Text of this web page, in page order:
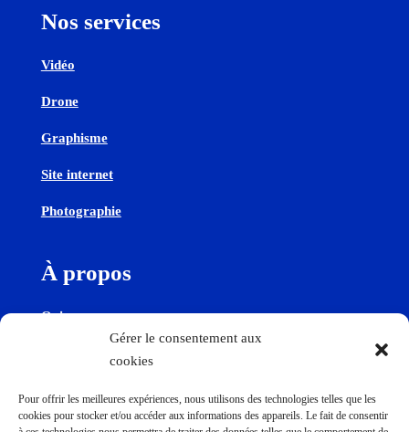
Gérer le consentement aux
cookies
Pour offrir les meilleures expériences, nous utilisons des technologies telles que les
cookies pour stocker et/ou accéder aux informations des appareils. Le fait de consentir
Nos services
Vidéo
Drone
Graphisme
Site internet
Photographie
À propos
Qui sommes-nous
Contact